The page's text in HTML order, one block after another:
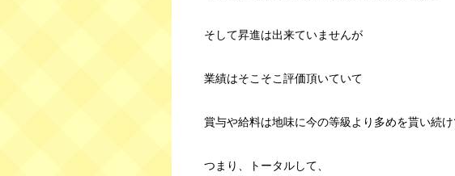
そして昇進は出来ていませんが
業績はそこそこ評価頂いていて
賞与や給料は地味に今の等級より多めを貰い続け
つまり、トータルして、